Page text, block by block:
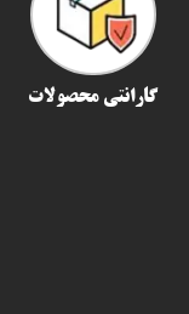
گارانتی محصولات